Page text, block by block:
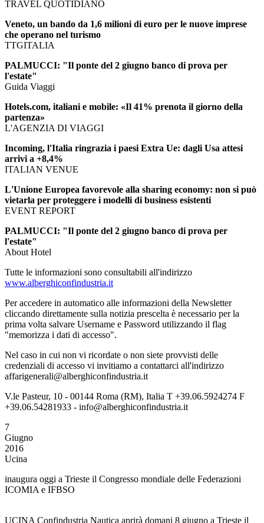
TRAVEL QUOTIDIANO
Veneto, un bando da 1,6 milioni di euro per le nuove imprese
che operano nel turismo
TTGITALIA
PALMUCCI: "Il ponte del 2 giugno banco di prova per
l'estate"
Guida Viaggi
Hotels.com, italiani e mobile: «Il 41% prenota il giorno della
partenza»
L'AGENZIA DI VIAGGI
Incoming, l'Italia ringrazia i paesi Extra Ue: dagli Usa attesi
arrivi a +8,4%
ITALIAN VENUE
L'Unione Europea favorevole alla sharing economy: non si può
vietarla per proteggere i modelli di business esistenti
EVENT REPORT
PALMUCCI: "Il ponte del 2 giugno banco di prova per
l'estate"
About Hotel
Tutte le informazioni sono consultabili all'indirizzo
www.alberghiconfindustria.it
Per accedere in automatico alle informazioni della Newsletter
cliccando direttamente sulla notizia prescelta è necessario per la
prima volta salvare Username e Password utilizzando il flag
"memorizza i dati di accesso".
Nel caso in cui non vi ricordate o non siete provvisti delle
credenziali di accesso vi invitiamo a contattarci all'indirizzo
affarigenerali@alberghiconfindustria.it
V.le Pasteur, 10 - 00144 Roma (RM), Italia T +39.06.5924274 F
+39.06.54281933 - info@alberghiconfindustria.it
7
Giugno
2016
Ucina
inaugura oggi a Trieste il Congresso mondiale delle Federazioni
ICOMIA e IFBSO
UCINA Confindustria Nautica aprirà domani 8 giugno a Trieste il